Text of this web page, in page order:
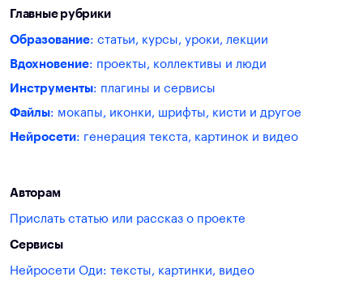
Главные рубрики
Образование: статьи, курсы, уроки, лекции
Вдохновение: проекты, коллективы и люди
Инструменты: плагины и сервисы
Файлы: мокапы, иконки, шрифты, кисти и другое
Нейросети: генерация текста, картинок и видео
Авторам
Прислать статью или рассказ о проекте
Сервисы
Нейросети Оди: тексты, картинки, видео